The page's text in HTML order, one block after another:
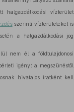
halgazdálkodási vízterület
szerinti vízterületeket is
a halgazdálkodási jog
nem él a földtulajdonosi
igényt a megszűnéstől
hivatalos iratként kell